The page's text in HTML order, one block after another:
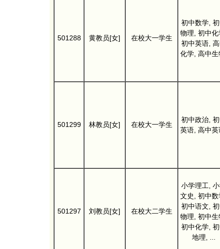
501288 黄教员[女] 在校大一学生
初中数学,
物理, 初中化
初中英语,
化学, 高中生
501299 林教员[女] 在校大一学生
初中政治,
英语, 高中英
501297 刘教员[女] 在校大二学生
小学理工,
文史, 初中数
初中语文,
物理, 初中生
初中化学,
地理, ...